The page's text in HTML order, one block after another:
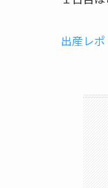
出産レ